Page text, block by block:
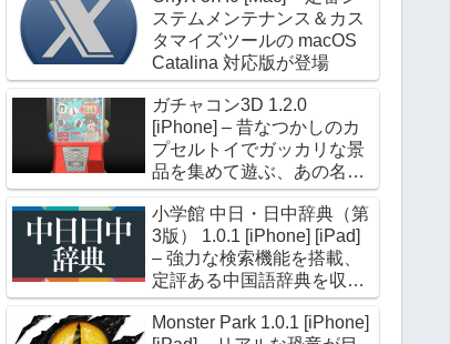
ステムメンテナンス＆カス
タマイズツールの macOS
Catalina 対応版が登場
ガチャコン3D 1.2.0
[iPhone] – 昔なつかしのカ
プセルトイでガッカリな景
品を集めて遊ぶ、あの名作
が進化して帰ってきた
小学館 中日・日中辞典（第
3版） 1.0.1 [iPhone] [iPad]
– 強力な検索機能を搭載、
定評ある中国語辞典を収録
した電子辞典アプリケーシ
ョン
Monster Park 1.0.1 [iPhone]